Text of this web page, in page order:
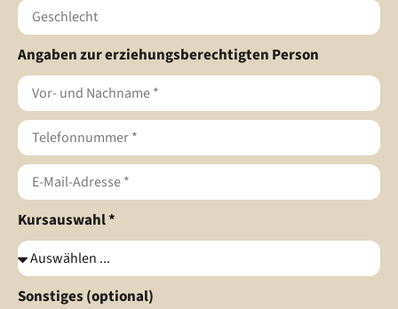
Angaben zur erziehungsberechtigten Person
Kursauswahl *
Sonstiges (optional)